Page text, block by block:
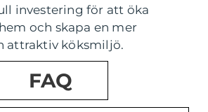
investering för att öka
och skapa en mer
attraktiv köksmiljö.
FAQ